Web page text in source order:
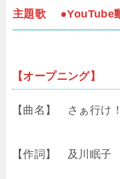
主題歌 ●YouTube
【オープニング】
【曲名】 さぁ行け
【作詞】 及川眠子